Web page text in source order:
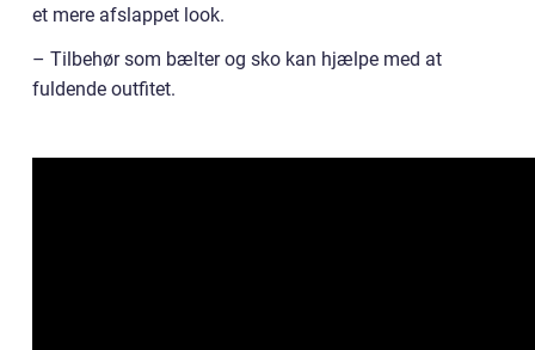
et mere afslappet look.
– Tilbehør som bælter og sko kan hjælpe med at
fuldende outfitet.